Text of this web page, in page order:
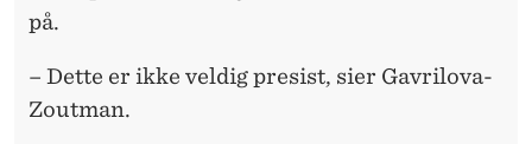
på.
– Dette er ikke veldig presist, sier Gavrilova-
Zoutman.